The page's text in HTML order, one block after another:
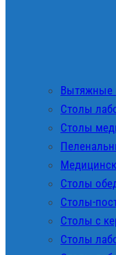
Столы
Столы
Столы
Столы-
Столы с
Столы